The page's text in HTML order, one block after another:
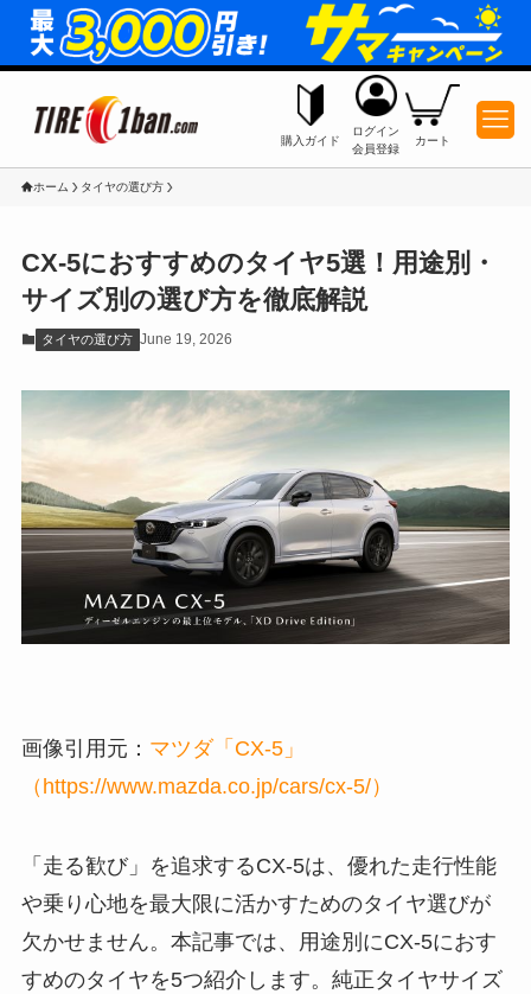
カート
ログイン
会員登録
購入ガイド
ホーム タイヤの選び方
CX-5におすすめのタイヤ5選！用途別・
サイズ別の選び方を徹底解説
タイヤの選び方 June 19, 2026
画像引用元： マツダ「CX-5」
（https://www.mazda.co.jp/cars/cx-5/）
「走る歓び」を追求するCX-5は、優れた走行性能
や乗り心地を最大限に活かすためのタイヤ選びが
欠かせません。本記事では、用途別にCX-5におす
すめのタイヤを5つ紹介します。純正タイヤサイズ